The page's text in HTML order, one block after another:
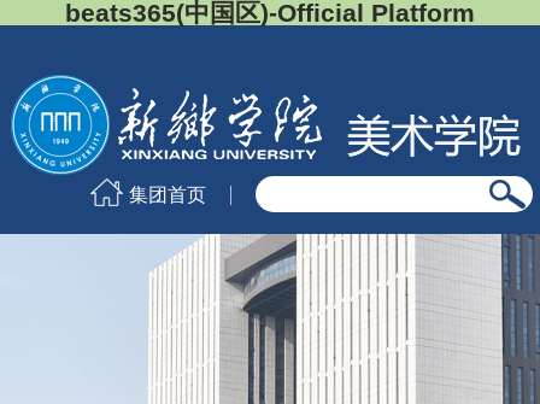
beats365(中国区)-Official Platform
集团首页